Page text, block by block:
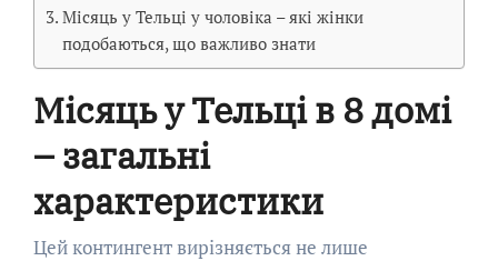
Місяць у Тельці у чоловіка – які жінки
подобаються, що важливо знати
Місяць у Тельці в 8 домі
– загальні
характеристики
Цей контингент вирізняється не лише